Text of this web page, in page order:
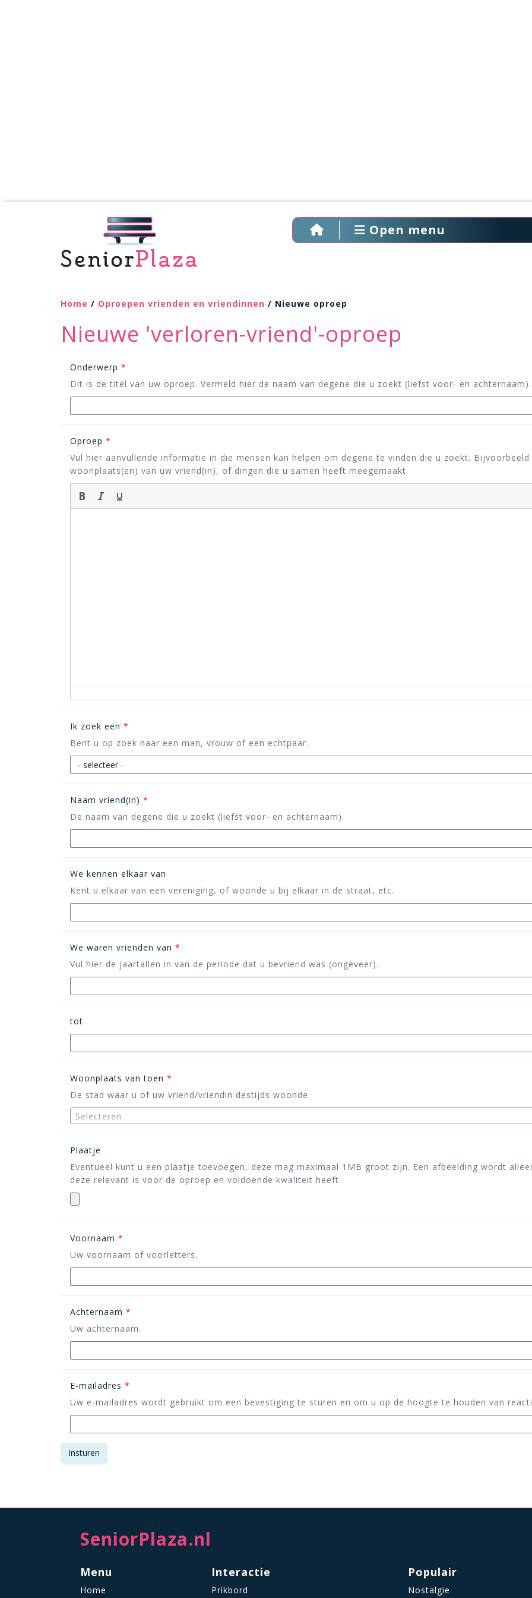
Open menu
Home / Oproepen vrienden en vriendinnen / Nieuwe oproep
Nieuwe 'verloren-vriend'-oproep
Onderwerp *
Dit is de titel van uw oproep. Vermeld hier de naam van degene die u zoekt (liefst voor- en achternaam).
Oproep *
Vul hier aanvullende informatie in die mensen kan helpen om degene te vinden die u zoekt.
woonplaats(en) van uw vriend(in), of dingen die u samen heeft meegemaakt.
Ik zoek een *
Bent u op zoek naar een man, vrouw of een echtpaar.
Naam vriend(in) *
De naam van degene die u zoekt (liefst voor- en achternaam).
We kennen elkaar van
Kent u elkaar van een vereniging, of woonde u bij elkaar in de straat, etc.
We waren vrienden van *
Vul hier de jaartallen in van de periode dat u bevriend was (ongeveer).
tot
Woonplaats van toen *
De stad waar u of uw vriend/vriendin destijds woonde.
Selecteren
Plaatje
Eventueel kunt u een plaatje toevoegen, deze mag maximaal 1MB groot zijn. Een afbeelding wordt
deze relevant is voor de oproep en voldoende kwaliteit heeft.
Voornaam *
Uw voornaam of voorletters.
Achternaam *
Uw achternaam.
E-mailadres *
Uw e-mailadres wordt gebruikt om een bevestiging te sturen en om u op de hoogte te houden van
SeniorPlaza.nl
Menu
Home
Interactie
Prikbord
Populair
Nostalgie